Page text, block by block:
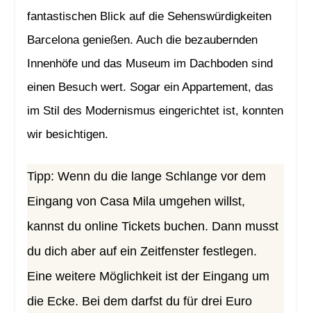
fantastischen Blick auf die Sehenswürdigkeiten
Barcelona genießen. Auch die bezaubernden
Innenhöfe und das Museum im Dachboden sind
einen Besuch wert. Sogar ein Appartement, das
im Stil des Modernismus eingerichtet ist, konnten
wir besichtigen.
Tipp: Wenn du die lange Schlange vor dem
Eingang von Casa Mila umgehen willst,
kannst du online Tickets buchen. Dann musst
du dich aber auf ein Zeitfenster festlegen.
Eine weitere Möglichkeit ist der Eingang um
die Ecke. Bei dem darfst du für drei Euro